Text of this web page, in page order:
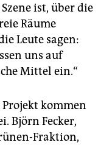
ist, über die
Räume
Leute sagen:
uns auf
Mittel ein.“
kommen
Björn Fecker,
Fraktion,